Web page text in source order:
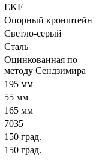
EKF
Опорный кронштейн
Светло-серый
Сталь
Оцинкованная по
методу Сендзимира
195 мм
55 мм
165 мм
7035
150 град.
150 град.